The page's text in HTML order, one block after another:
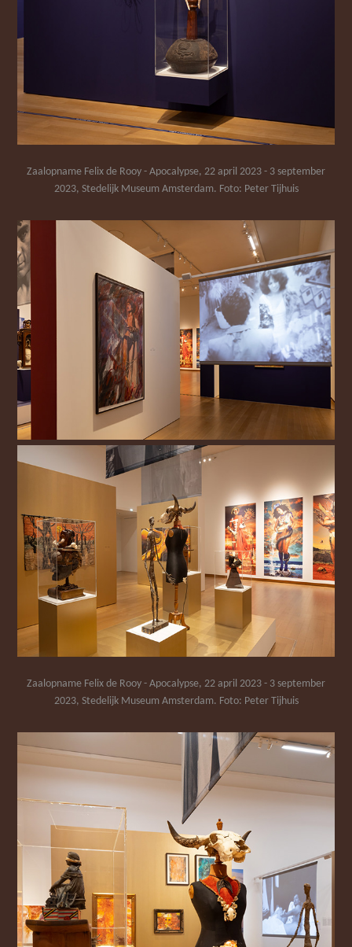
Zaalopname Felix de Rooy - Apocalypse, 22 april 2023 - 3 september
2023, Stedelijk Museum Amsterdam. Foto: Peter Tijhuis
Zaalopname Felix de Rooy - Apocalypse, 22 april 2023 - 3 september
2023, Stedelijk Museum Amsterdam. Foto: Peter Tijhuis